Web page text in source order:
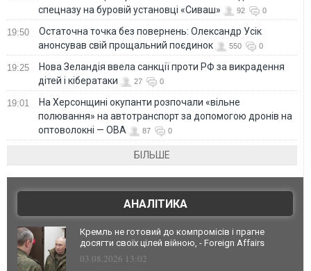
спецназу на буровій установці «Сиваш»
92 0
19:50
Остаточна точка без повернень: Олександр Усік
анонсував свій прощальний поєдинок
550 0
19:25
Нова Зеландія ввела санкції проти РФ за викрадення
дітей і кібератаки
27 0
19:01
На Херсонщині окупанти розпочали «вільне
полювання» на автотранспорт за допомогою дронів на
оптоволокні — ОВА
87 0
БІЛЬШЕ
АНАЛІТИКА
Кремль не готовий до компромісів і прагне
досягти своїх цілей війною, - Foreign Affairs
03.08.2026 13:02